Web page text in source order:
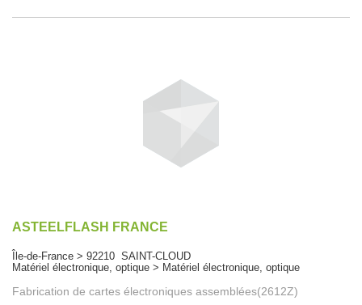
ASTEELFLASH FRANCE
Île-de-France > 92210 SAINT-CLOUD
Matériel électronique, optique > Matériel électronique, optique
Fabrication de cartes électroniques assemblées(2612Z)